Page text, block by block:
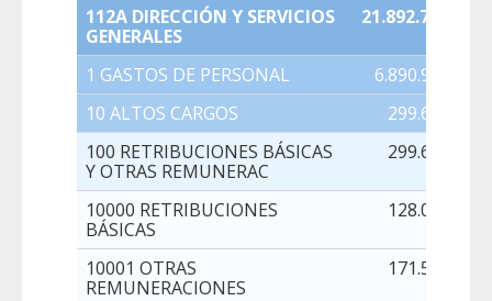
112A DIRECCIÓN Y SERVICIOS
GENERALES
21.892.738,00
1 GASTOS DE PERSONAL
6.890.961,00
10 ALTOS CARGOS
299.692,00
100 RETRIBUCIONES BÁSICAS
Y OTRAS REMUNERAC
299.692,00
10000 RETRIBUCIONES
BÁSICAS
128.093,00
10001 OTRAS
REMUNERACIONES
171.599,00